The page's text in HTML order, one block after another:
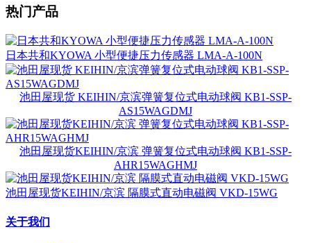
热门产品
日本共和KYOWA 小型便捷压力传感器 LMA-A-100N
池田屋现货 KEIHIN/京滨弹簧复位式电动球阀 KB1-SSP-
AS15WAGDMJ
池田屋现货KEIHIN/京滨 弹簧复位式电动球阀 KB1-SSP-
AHR15WAGHMJ
池田屋现货KEIHIN/京滨 隔膜式直动电磁阀 VKD-15WG
关于我们